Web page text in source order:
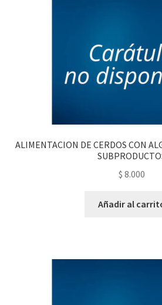
ALIMENTACION DE CERDOS CON
$ 8.000
Añadir al